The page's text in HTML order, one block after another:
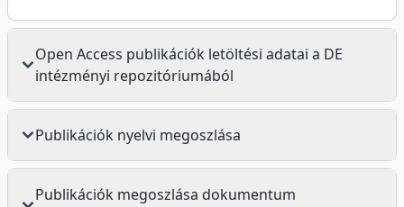
Open Access publikációk letöltési adatai a DE
intézményi repozitóriumából
Publikációk nyelvi megoszlása
Publikációk megoszlása dokumentum